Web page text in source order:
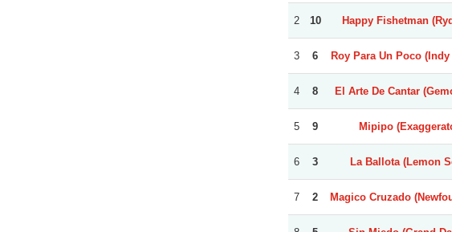
2 10 Happy Fishetman
3 6 Roy Para Un Poco (Indy
4 8 El Arte De Cantar
5 9 Mipipo
6 3 La Ballota (Lemon
7 2 Magico Cruzado